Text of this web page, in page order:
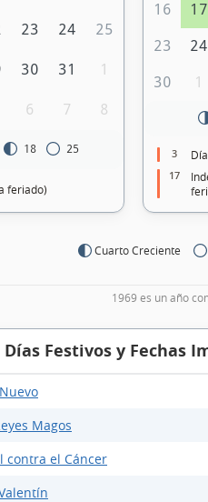
23 24 25
30 31 1
6 7 8
18 25
feriado)
16 17
23 24
30 1
3
17
Cuarto Creciente
1969 es un año
Festivos y Fechas
Magos
contra el Cáncer